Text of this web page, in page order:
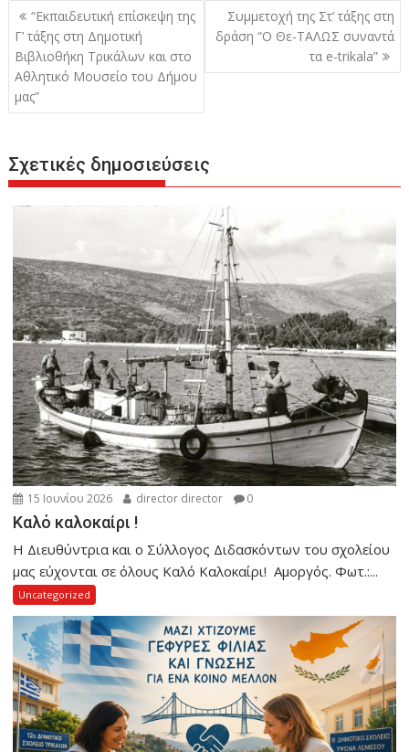
Πλοήγηση
άρθρων
“Εκπαιδευτική επίσκεψη της
Γ’ τάξης στη Δημοτική
Βιβλιοθήκη Τρικάλων και στο
Αθλητικό Μουσείο του Δήμου
μας”
Συμμετοχή της Στ’ τάξης στη
δράση “O Θε-ΤΑΛΩΣ συναντά
τα e-trikala”
Σχετικές δημοσιεύσεις
15 Ιουνίου 2026 director director 0
Καλό καλοκαίρι !
Η Διευθύντρια και ο Σύλλογος Διδασκόντων του σχολείου
μας εύχονται σε όλους Καλό Καλοκαίρι! Αμοργός. Φωτ.:...
Uncategorized